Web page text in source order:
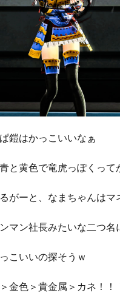
鎧はかっこいいなぁ
と黄色で竜虎っぽくって
がーと、なまちゃんはマ
マン社長みたいな二つ
こいいの探そうｗ
金色＞貴金属＞カネ！！